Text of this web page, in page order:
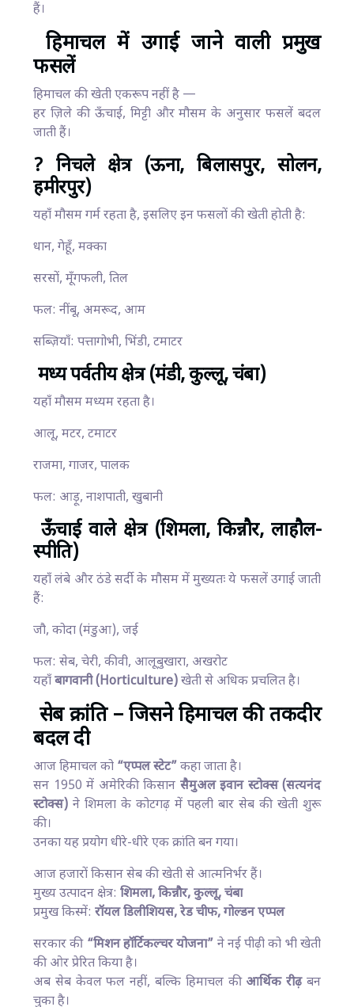
हैं।
हिमाचल में उगाई जाने वाली प्रमुख
फसलें
हिमाचल की खेती एकरूप नहीं है —
हर ज़िले की ऊँचाई, मिट्टी और मौसम के अनुसार फसलें बदल
जाती हैं।
? निचले क्षेत्र (ऊना, बिलासपुर, सोलन,
हमीरपुर)
यहाँ मौसम गर्म रहता है, इसलिए इन फसलों की खेती होती है:
धान, गेहूँ, मक्का
सरसों, मूँगफली, तिल
फल: नींबू, अमरूद, आम
सब्ज़ियाँ: पत्तागोभी, भिंडी, टमाटर
मध्य पर्वतीय क्षेत्र (मंडी, कुल्लू, चंबा)
यहाँ मौसम मध्यम रहता है।
आलू, मटर, टमाटर
राजमा, गाजर, पालक
फल: आड़ू, नाशपाती, खुबानी
ऊँचाई वाले क्षेत्र (शिमला, किन्नौर, लाहौल-
स्पीति)
यहाँ लंबे और ठंडे सर्दी के मौसम में मुख्यतः ये फसलें उगाई जाती
हैं:
जौ, कोदा (मंडुआ), जई
फल: सेब, चेरी, कीवी, आलूबुखारा, अखरोट
यहाँबागवानी (Horticulture)खेती से अधिक प्रचलित है।
सेब क्रांति – जिसने हिमाचल की तकदीर
बदल दी
आज हिमाचल को “एप्पल स्टेट”कहा जाता है।
सन 1950 में अमेरिकी किसान सैमुअल इवान स्टोक्स (सत्यनंद
स्टोक्स) ने शिमला के कोटगढ़ में पहली बार सेब की खेती शुरू
की।
उनका यह प्रयोग धीरे-धीरे एक क्रांति बन गया।
आज हजारों किसान सेब की खेती से आत्मनिर्भर हैं।
मुख्य उत्पादन क्षेत्र: शिमला, किन्नौर, कुल्लू, चंबा
प्रमुख किस्में: रॉयल डिलीशियस, रेड चीफ, गोल्डन एप्पल
सरकार की “मिशन हॉर्टिकल्चर योजना” ने नई पीढ़ी को भी खेती
की ओर प्रेरित किया है।
अब सेब केवल फल नहीं, बल्कि हिमाचल की आर्थिक रीढ़बन
चुका है।